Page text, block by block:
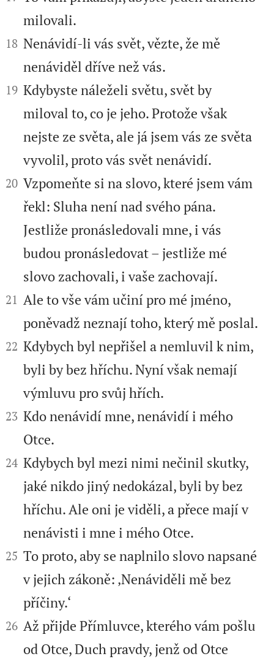
milovali.

18 Nenávidí-li vás svět, vězte, že mě
nenáviděl dříve než vás.


19 Kdybyste náleželi světu, svět by
miloval to, co je jeho. Protože však
nejste ze světa, ale já jsem vás ze světa
vyvolil, proto vás svět nenávidí.


20 Vzpomeňte si na slovo, které jsem vám
řekl: Sluha není nad svého pána.
Jestliže pronásledovali mne, i vás
budou pronásledovat – jestliže mé
slovo zachovali, i vaše zachovají.


21 Ale to vše vám učiní pro mé jméno,
poněvadž neznají toho, který mě poslal.


22 Kdybych byl nepřišel a nemluvil k nim,
byli by bez hříchu. Nyní však nemají
výmluvu pro svůj hřích.


23 Kdo nenávidí mne, nenávidí i mého
Otce.


24 Kdybych byl mezi nimi nečinil skutky,
jaké nikdo jiný nedokázal, byli by bez
hříchu. Ale oni je viděli, a přece mají v
nenávisti i mne i mého Otce.


25 To proto, aby se naplnilo slovo napsané
v jejich zákoně: ‚Nenáviděli mě bez
příčiny.‘


26 Až přijde Přímluvce, kterého vám pošlu
od Otce, Duch pravdy, jenž od Otce
